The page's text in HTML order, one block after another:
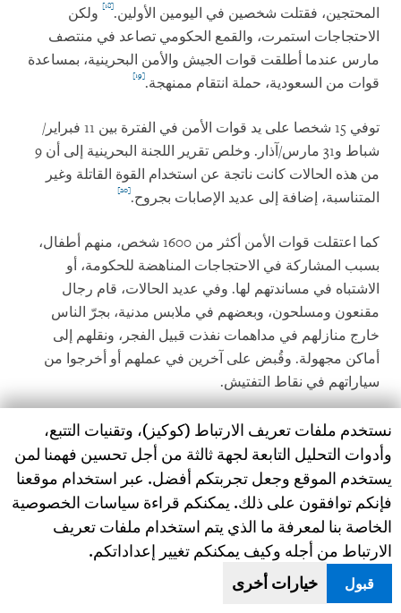
المحتجين، فقتلت شخصين في اليومين الأولين.[18] ولكن
الاحتجاجات استمرت، والقمع الحكومي تصاعد في منتصف
مارس عندما أطلقت قوات الجيش والأمن البحرينية، بمساعدة
قوات من السعودية، حملة انتقام ممنهجة.[19]
توفي 15 شخصا على يد قوات الأمن في الفترة بين 11 فبراير/
شباط و31 مارس/آذار. وخلص تقرير اللجنة البحرينية إلى أن 9
من هذه الحالات كانت ناتجة عن استخدام القوة القاتلة وغير
المتناسبة، إضافة إلى عديد الإصابات بجروح.[20]
كما اعتقلت قوات الأمن أكثر من 1600 شخص، منهم أطفال،
بسبب المشاركة في الاحتجاجات المناهضة للحكومة، أو
الاشتباه في مساندتهم لها. وفي عديد الحالات، قام رجال
مقنعون ومسلحون، وبعضهم في ملابس مدنية، بجرّ الناس
خارج منازلهم في مداهمات نفذت قبيل الفجر، ونقلهم إلى
أماكن مجهولة. وقُبض على آخرين في عملهم أو أخرجوا من
سياراتهم في نقاط التفتيش.
احتجزت السلطات معظم الموقوفين بمعزل عن العالم
الخارجي لمدة أسابيع وأحيانا أشهر. لم يكن يُسمح لهم بالاتصال
بمحام أو بالعائلة إلا بعد أن يُعرضوا على محكمة عسكرية
خاصة.
[21]
في أبريل/نيسان، لقي 4 أشخاص حتفهم بسبب التعذيب رهن
الاحتجاز.[22]
كان جسم علي عيسى إبراهيم، الذي اطلعت هيومن
رايتس ووتش عليه أثناء دفنه، يحمل علامات تعذيب واضحة،
Human Rights Watch cookie preferences
نستخدم ملفات تعريف الارتباط (كوكيز)، وتقنيات التتبع،
وأدوات التحليل التابعة لجهة ثالثة من أجل تحسين فهمنا لمن
يستخدم الموقع وجعل تجربتكم أفضل. عبر استخدام موقعنا
فإنكم توافقون على ذلك. يمكنكم قراءة سياسات الخصوصية
الخاصة بنا لمعرفة ما الذي يتم استخدام ملفات تعريف
الارتباط من أجله وكيف يمكنكم تغيير إعداداتكم.
قبول خيارات أخرى